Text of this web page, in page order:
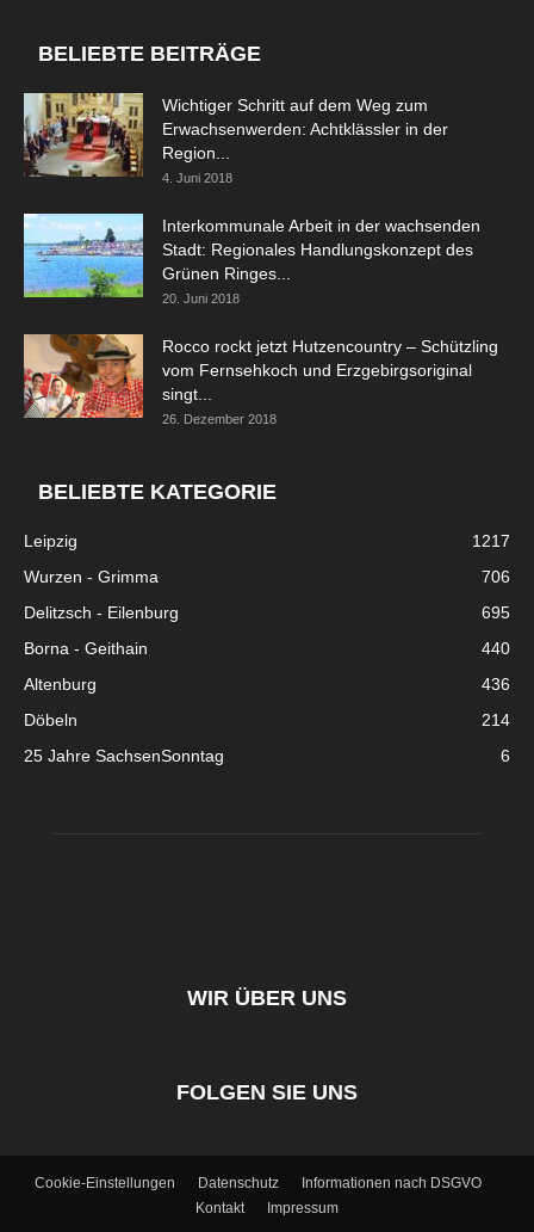
BELIEBTE BEITRÄGE
Wichtiger Schritt auf dem Weg zum
Erwachsenwerden: Achtklässler in der
Region...
4. Juni 2018
Interkommunale Arbeit in der wachsenden
Stadt: Regionales Handlungskonzept des
Grünen Ringes...
20. Juni 2018
Rocco rockt jetzt Hutzencountry – Schützling
vom Fernsehkoch und Erzgebirgsoriginal
singt...
26. Dezember 2018
BELIEBTE KATEGORIE
Leipzig
1217
Wurzen - Grimma
706
Delitzsch - Eilenburg
695
Borna - Geithain
440
Altenburg
436
Döbeln
214
25 Jahre SachsenSonntag
6
WIR ÜBER UNS
FOLGEN SIE UNS
Cookie-Einstellungen Datenschutz
Informationen nach DSGVO
Kontakt
Impressum